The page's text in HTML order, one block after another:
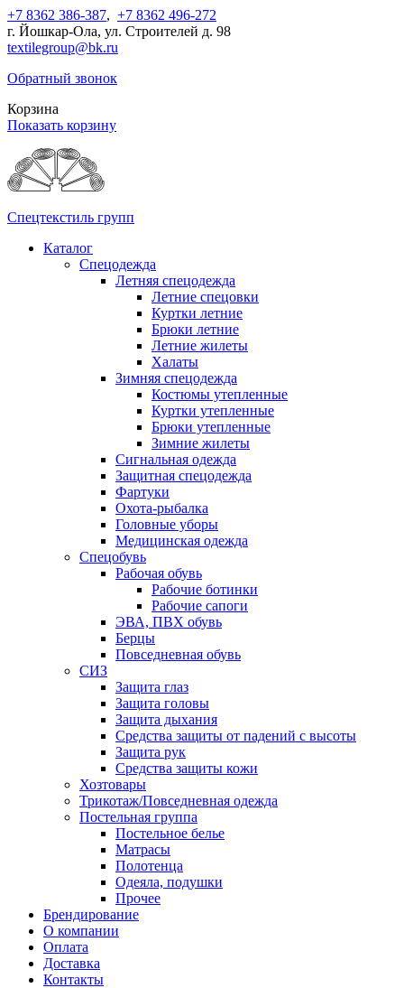
+7 8362 386-387, +7 8362 496-272
г. Йошкар-Ола, ул. Строителей д. 98
textilegroup@bk.ru
Обратный звонок
Корзина
Показать корзину
Спецтекстиль групп
Каталог
Спецодежда
Летняя спецодежда
Летние спецовки
Куртки летние
Брюки летние
Летние жилеты
Халаты
Зимняя спецодежда
Костюмы утепленные
Куртки утепленные
Брюки утепленные
Зимние жилеты
Сигнальная одежда
Защитная спецодежда
Фартуки
Охота-рыбалка
Головные уборы
Медицинская одежда
Спецобувь
Рабочая обувь
Рабочие ботинки
Рабочие сапоги
ЭВА, ПВХ обувь
Берцы
Повседневная обувь
СИЗ
Защита глаз
Защита головы
Защита дыхания
Средства защиты от падений с высоты
Защита рук
Средства защиты кожи
Хозтовары
Трикотаж/Повседневная одежда
Постельная группа
Постельное белье
Матрасы
Полотенца
Одеяла, подушки
Прочее
Брендирование
О компании
Оплата
Доставка
Контакты